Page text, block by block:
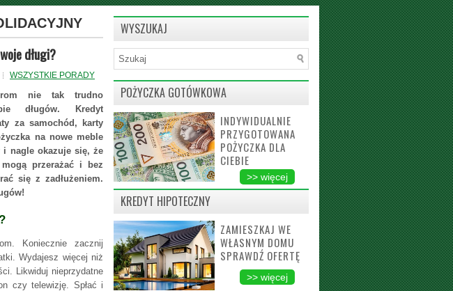
długi?
WSZYSTKIE PORADY
nie tak trudno
długów. Kredyt
za samochód, karty
na nowe meble
i nagle okazuje się, że
przerażać i bez
się z zadłużeniem.
Koniecznie zacznij
Wydajesz więcej niż
Likwiduj nieprzydatne
czy telewizję. Spłać i
WYSZUKAJ
POŻYCZKA GOTÓWKOWA
INDYWIDUALNIE
PRZYGOTOWANA
POŻYCZKA DLA
CIEBIE
>> więcej
KREDYT HIPOTECZNY
ZAMIESZKAJ WE
WŁASNYM DOMU
SPRAWDŹ OFERTĘ
>> więcej